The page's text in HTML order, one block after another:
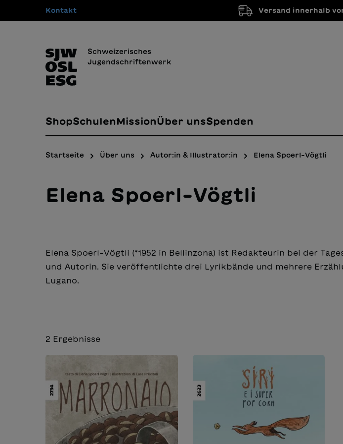
Zur Hauptnavigation springen
Kontakt Versand innerhalb
Schweizerisches
Jugendschriftenwerk
ShopSchulen MissionÜber unsSpenden
Startseite Über uns Autor:in & Illustrator:in Elena Spoerl-Vögtli
Elena Spoerl-Vögtli
Elena Spoerl-Vögtli (*1952 in Bellinzona) ist Redakteurin bei der
und Autorin. Sie veröffentlichte drei Lyrikbände und mehrere
Lugano.
2 Ergebnisse